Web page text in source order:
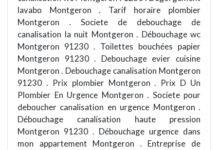
lavabo Montgeron . Tarif horaire plombier
Montgeron . Societe de debouchage de
canalisation la nuit Montgeron . Débouchage wc
Montgeron 91230 . Toilettes bouchées papier
Montgeron 91230 . Debouchage evier cuisine
Montgeron . Debouchage canalisation Montgeron
91230 . Prix plombier Montgeron . Prix D Un
Plombier En Urgence Montgeron . Societe pour
deboucher canalisation en urgence Montgeron .
Débouchage canalisation haute pression
Montgeron 91230 . Débouchage urgence dans
mon appartement Montgeron . Entreprise de